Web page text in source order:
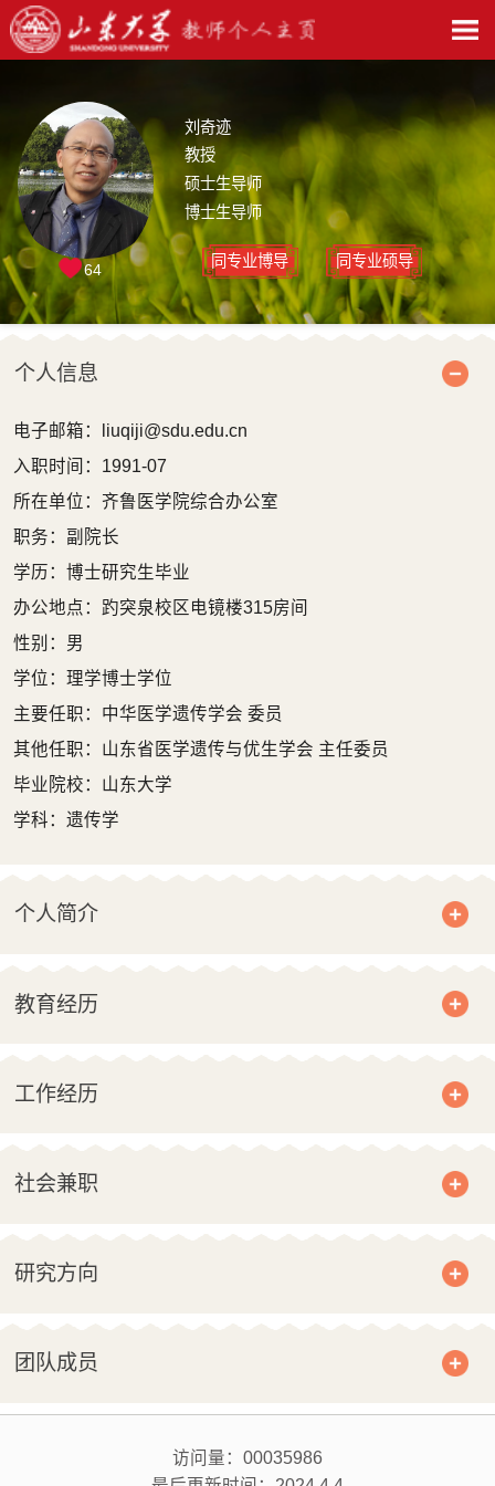
刘奇迹
教授
硕士生导师
博士生导师
同专业博导 同专业硕导
64
个人信息
电子邮箱：
liuqiji@sdu.edu.cn
入职时间：1991-07
所在单位：齐鲁医学院综合办公室
职务：副院长
学历：博士研究生毕业
办公地点：趵突泉校区电镜楼315房间
性别：男
学位：理学博士学位
主要任职：中华医学遗传学会 委员
其他任职：山东省医学遗传与优生学会 主任委员
毕业院校：山东大学
学科：遗传学
个人简介
教育经历
工作经历
社会兼职
研究方向
团队成员
访问量： 00035986